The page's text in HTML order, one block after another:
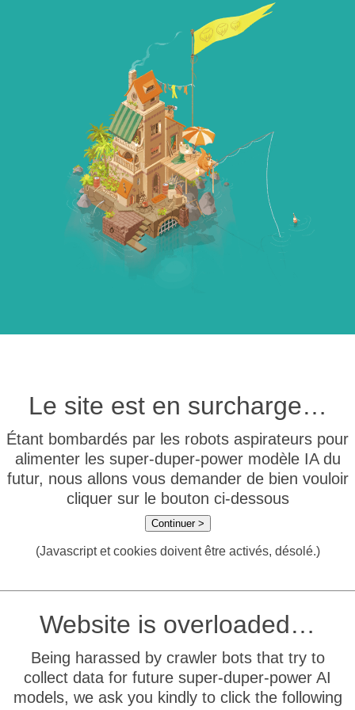
Le site est en surcharge…
Étant bombardés par les robots aspirateurs pour
alimenter les super-duper-power modèle IA du
futur, nous allons vous demander de bien vouloir
cliquer sur le bouton ci-dessous
Continuer >
(Javascript et cookies doivent être activés, désolé.)
Website is overloaded…
Being harassed by crawler bots that try to
collect data for future super-duper-power AI
models, we ask you kindly to click the following